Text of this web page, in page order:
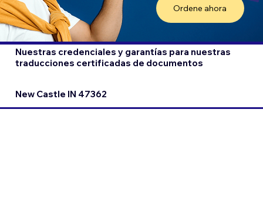
Ordene ahora
Nuestras credenciales y garantías para nuestras
traducciones certificadas de documentos
New Castle IN 47362